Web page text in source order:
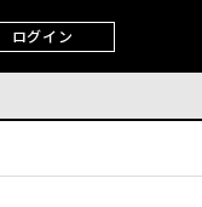
ログイン